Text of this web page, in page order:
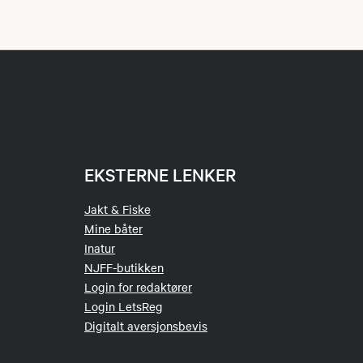
En rekke
er inkludert i
er fine
Bamble
kun
på Inatur.
EKSTERNE LENKER
Jakt & Fiske
Mine båter
Inatur
NJFF-butikken
Login for redaktører
Login LetsReg
Digitalt aversjonsbevis